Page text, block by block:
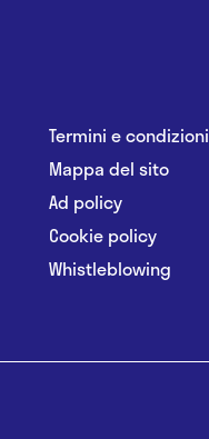
Termini e condizioni
Mappa del sito
Ad policy
Cookie policy
Whistleblowing